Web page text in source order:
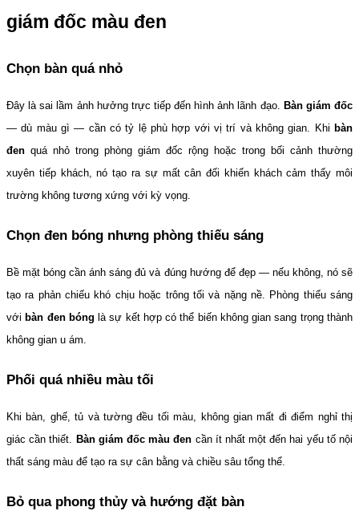
giám đốc màu đen
Chọn bàn quá nhỏ
Đây là sai lầm ảnh hưởng trực tiếp đến hình ảnh lãnh đạo.
Bàn giám đốc
— dù màu gì — cần có tỷ lệ phù hợp với vị trí và không gian. Khi bàn
đen quá nhỏ trong phòng giám đốc rộng hoặc trong bối cảnh thường
xuyên tiếp khách, nó tạo ra sự mất cân đối khiến khách cảm thấy môi
trường không tương xứng với kỳ vọng.
Chọn đen bóng nhưng phòng thiếu sáng
Bề mặt bóng cần ánh sáng đủ và đúng hướng để đẹp — nếu không, nó sẽ
tạo ra phản chiếu khó chịu hoặc trông tối và nặng nề. Phòng thiếu sáng
với bàn đen bóng là sự kết hợp có thể biến không gian sang trọng thành
không gian u ám.
Phối quá nhiều màu tối
Khi bàn, ghế, tủ và tường đều tối màu, không gian mất đi điểm nghỉ thị
giác cần thiết.
Bàn giám đốc màu đen cần ít nhất một đến hai yếu tố nội
thất sáng màu để tạo ra sự cân bằng và chiều sâu tổng thể.
Bỏ qua phong thủy và hướng đặt bàn